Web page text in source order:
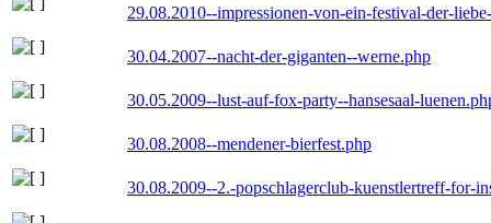
29.08.2010--impressionen-von-ein-festival-der-
30.04.2007--nacht-der-giganten--werne.php
30.05.2009--lust-auf-fox-party--hansesaal-
30.08.2008--mendener-bierfest.php
30.08.2009--2.-popschlagerclub-kuenstlertreff-for-